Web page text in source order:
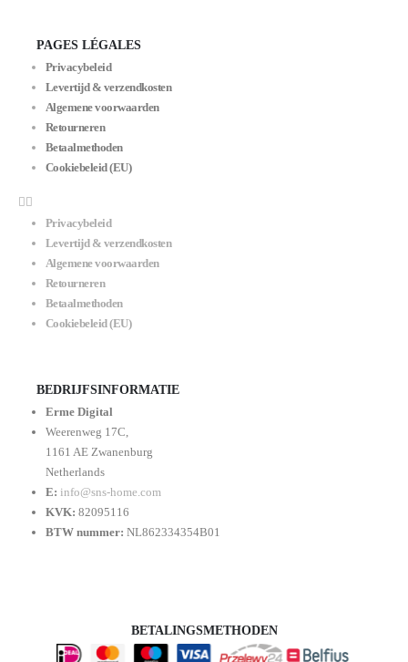
PAGES LÉGALES
Privacybeleid
Levertijd & verzendkosten
Algemene voorwaarden
Retourneren
Betaalmethoden
Cookiebeleid (EU)
Privacybeleid
Levertijd & verzendkosten
Algemene voorwaarden
Retourneren
Betaalmethoden
Cookiebeleid (EU)
BEDRIJFSINFORMATIE
Erme Digital
Weerenweg 17C,
1161 AE Zwanenburg
Netherlands
E: info@sns-home.com
KVK: 82095116
BTW nummer: NL862334354B01
BETALINGSMETHODEN